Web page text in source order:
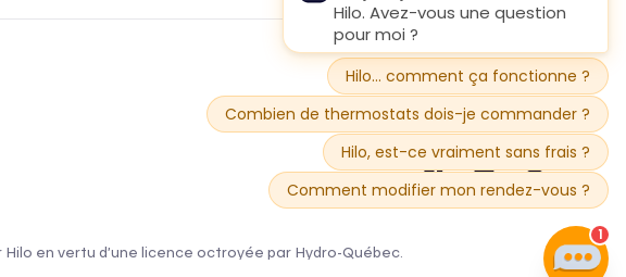
en vertu d’une licence octroyée par Hydro-Québec.